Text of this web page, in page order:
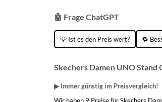
🤖 Frage ChatGPT
💡 Ist es den Preis wert? 🔁
Skechers Damen UNO Stand
▶ Immer günstig im Preisvergleich!